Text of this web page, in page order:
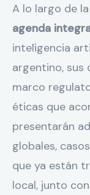
A lo largo de
agenda
inteligencia
argentino, sus
marco
éticas que
presentarán
globales,
que ya están
local, junto